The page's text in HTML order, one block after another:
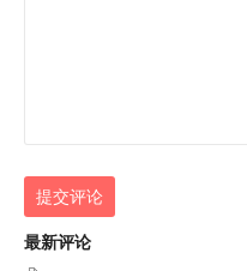
提交评论
最新评论